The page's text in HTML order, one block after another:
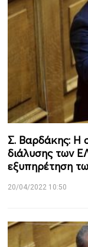
Σ. Βαρδάκης: Η
διάλυσης των
εξυπηρέτηση
20/04/2022 10:50